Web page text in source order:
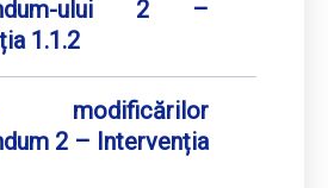
ului 2 –
1.1.2
modificărilor
2 – Intervenția